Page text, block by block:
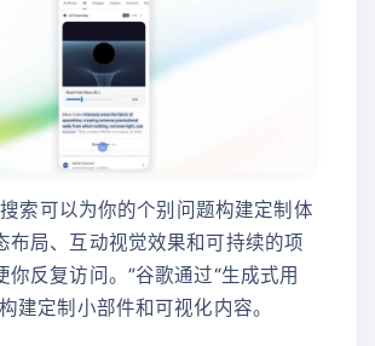
索可以为你的个别问题构建定制体
布局、互动视觉效果和可持续的项
你反复访问。”谷歌通过“生成式用
建定制小部件和可视化内容。